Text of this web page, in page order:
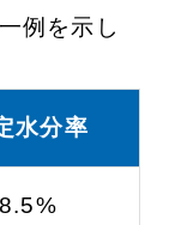
例を示し
水分率
8.5%